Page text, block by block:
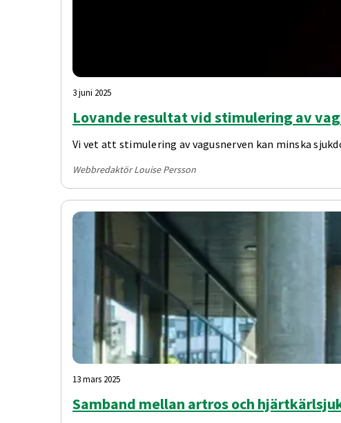
3 juni 2025
Lovande resultat vid stimulering av
Vi vet att stimulering av vagusnerven kan minska
Webbredaktör Louise Persson
13 mars 2025
Samband mellan artros och